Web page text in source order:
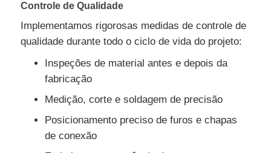
Controle de Qualidade
Implementamos rigorosas medidas de controle de
qualidade durante todo o ciclo de vida do projeto:
Inspeções de material antes e depois da
fabricação
Medição, corte e soldagem de precisão
Posicionamento preciso de furos e chapas
de conexão